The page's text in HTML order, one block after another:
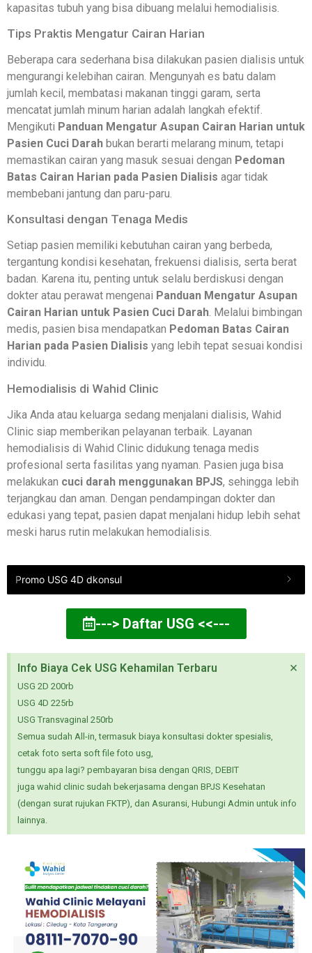
kapasitas tubuh yang bisa dibuang melalui hemodialisis.
Tips Praktis Mengatur Cairan Harian
Beberapa cara sederhana bisa dilakukan pasien dialisis untuk
mengurangi kelebihan cairan. Mengunyah es batu dalam
jumlah kecil, membatasi makanan tinggi garam, serta
mencatat jumlah minum harian adalah langkah efektif.
Mengikuti Panduan Mengatur Asupan Cairan Harian untuk
Pasien Cuci Darah bukan berarti melarang minum, tetapi
memastikan cairan yang masuk sesuai dengan Pedoman
Batas Cairan Harian pada Pasien Dialisis agar tidak
membebani jantung dan paru-paru.
Konsultasi dengan Tenaga Medis
Setiap pasien memiliki kebutuhan cairan yang berbeda,
tergantung kondisi kesehatan, frekuensi dialisis, serta berat
badan. Karena itu, penting untuk selalu berdiskusi dengan
dokter atau perawat mengenai Panduan Mengatur Asupan
Cairan Harian untuk Pasien Cuci Darah. Melalui bimbingan
medis, pasien bisa mendapatkan Pedoman Batas Cairan
Harian pada Pasien Dialisis yang lebih tepat sesuai kondisi
individu.
Hemodialisis di Wahid Clinic
Jika Anda atau keluarga sedang menjalani dialisis, Wahid
Clinic siap memberikan pelayanan terbaik. Layanan
hemodialisis di Wahid Clinic didukung tenaga medis
profesional serta fasilitas yang nyaman. Pasien juga bisa
melakukan cuci darah menggunakan BPJS, sehingga lebih
terjangkau dan aman. Dengan pendampingan dokter dan
edukasi yang tepat, pasien dapat menjalani hidup lebih sehat
meski harus rutin melakukan hemodialisis.
Promo USG 4D dkonsul
---> Daftar USG <<---
Info Biaya Cek USG Kehamilan Terbaru
USG 2D 200rb
USG 4D 225rb
USG Transvaginal 250rb
Semua sudah All-in, termasuk biaya konsultasi dokter spesialis,
cetak foto serta soft file foto usg,
tunggu apa lagi? pembayaran bisa dengan QRIS, DEBIT
juga wahid clinic sudah bekerjasama dengan BPJS Kesehatan
(dengan surat rujukan FKTP), dan Asuransi, Hubungi Admin untuk info
lainnya.
×